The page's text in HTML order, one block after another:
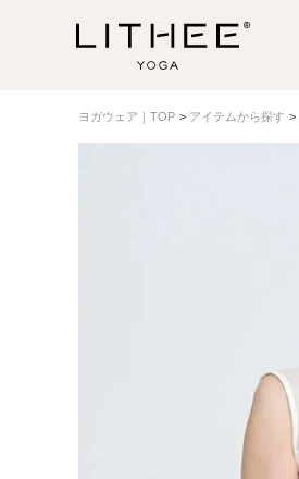
ヨガウェア｜TOP アイテムから探す